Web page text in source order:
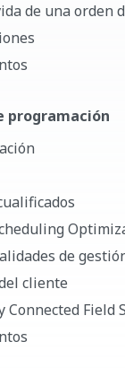
de una orden
programación
de
cliente
Field